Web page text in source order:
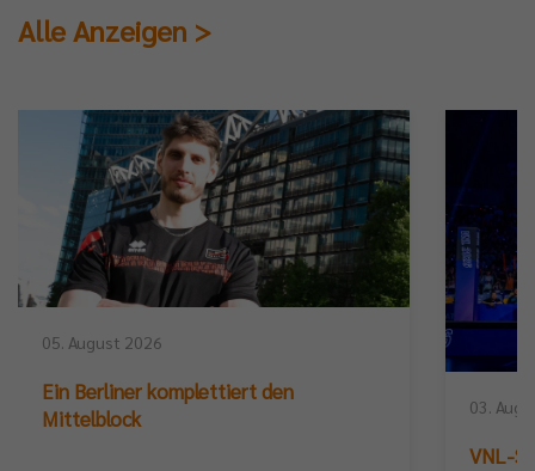
Alle Anzeigen >
05. August 2026
Ein Berliner komplettiert den
Mittelblock
03.
VNL-